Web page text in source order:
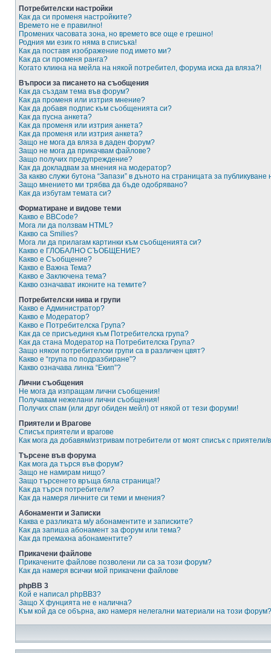
Потребителски настройки
Как да си променя настройките?
Времето не е правилно!
Промених часовата зона, но времето все още е грешно!
Родния ми език го няма в списъка!
Как да поставя изображение под името ми?
Как да си променя ранга?
Когато кликна на мейла на някой потребител, форума иска да вляза?!
Въпроси за писането на съобщения
Как да създам тема във форум?
Как да променя или изтрия мнение?
Как да добавя подпис към съобщенията си?
Как да пусна анкета?
Как да променя или изтрия анкета?
Как да променя или изтрия анкета?
Защо не мога да вляза в даден форум?
Защо не мога да прикачвам файлове?
Защо получих предупреждение?
Как да докладвам за мнения на модератор?
За какво служи бутона “Запази” в дъното на страницата за
Защо мнението ми трябва да бъде одобрявано?
Как да избутам темата си?
Форматиране и видове теми
Какво е BBCode?
Мога ли да ползвам HTML?
Какво са Smilies?
Мога ли да прилагам картинки към съобщенията си?
Какво е ГЛОБАЛНО СЪОБЩЕНИЕ?
Какво е Съобщение?
Какво е Важна Тема?
Какво е Заключена тема?
Какво означават иконите на темите?
Потребителски нива и групи
Какво е Администратор?
Какво е Модератор?
Какво е Потребителска Група?
Как да се присъединя към Потребителска група?
Как да стана Модератор на Потребителска Група?
Защо някои потребителски групи са в различен цвят?
Какво е “група по подразбиране”?
Какво означава линка “Екип”?
Лични съобщения
Не мога да изпращам лични съобщения!
Получавам нежелани лични съобщения!
Получих спам (или друг обиден мейл) от някой от тези форуми!
Приятели и Врагове
Списък приятели и врагове
Как мога да добавям/изтривам потребители от моят списък с приятели/
Търсене във форума
Как мога да търся във форум?
Защо не намирам нищо?
Защо търсенето връща бяла страница!?
Как да търся потребители?
Как да намеря личните си теми и мнения?
Абонаменти и Записки
Каква е разликата м/у абонаментите и записките?
Как да запиша абонамент за форум или тема?
Как да премахна абонаментите?
Прикачени файлове
Прикачените файлове позволени ли са за този форум?
Как да намеря всички мой прикачени файлове
phpBB 3
Кой е написал phpBB3?
Защо X фунцията не е налична?
Към кой да се обърна, ако намеря нелегални материали на този форум?